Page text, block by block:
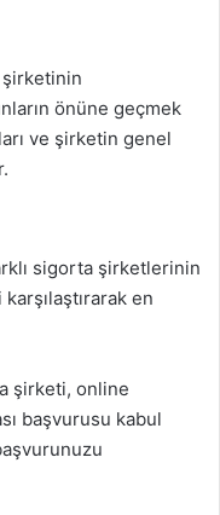
önüne geçmek
ve şirketin genel
sigorta şirketlerinin
en
şirketi, online
başvurusu kabul